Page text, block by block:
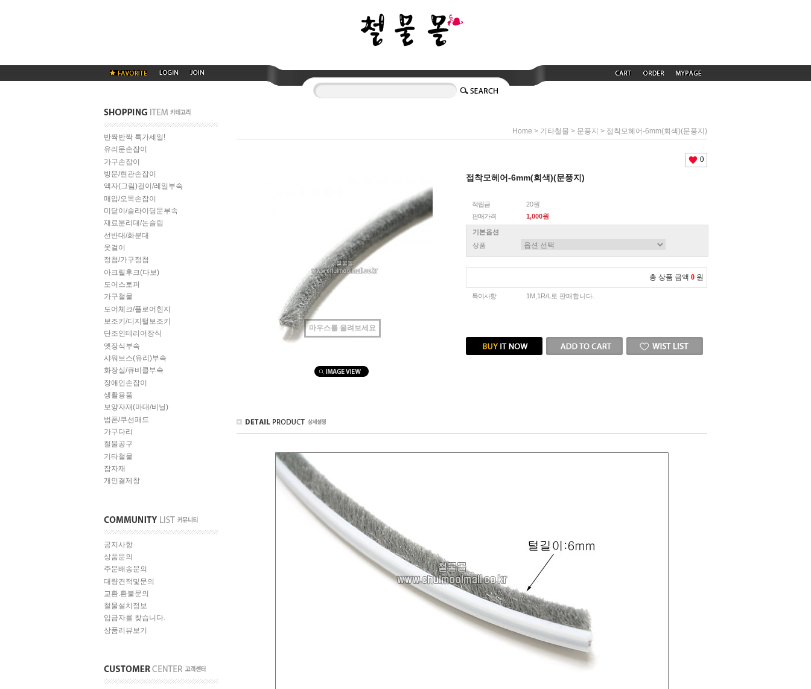
반짝반짝 특가세일!
유리문손잡이
가구손잡이
방문/현관손잡이
액자(그림)걸이/레일부속
매입/오목손잡이
미닫이/슬라이딩문부속
재료분리대/논슬립
선반대/화분대
옷걸이
정첩/가구정첩
아크릴후크(다보)
도어스토퍼
가구철물
도어체크/플로어힌지
보조키/디지털보조키
단조인테리어장식
옛장식부속
샤워브스(유리)부속
화장실/큐비클부속
장애인손잡이
생활용품
보양자재(마대/비닐)
범폰/쿠션패드
가구다리
철물공구
기타철물
잡자재
개인결제창
공지사항
상품문의
주문배송문의
대량견적및문의
교환.환불문의
철물설치정보
입금자를 찾습니다.
상품리뷰보기
Home > 기타철물 > 문풍지 > 접착모헤어-6mm(회색)(문풍지)
마우스를 올려보세요
0
접착모헤어-6mm(회색)(문풍지)
적립금
20원
판매가격
1,000원
기본옵션
상품
총 상품 금액 0 원
특이사항 1M,1R/L로 판매합니다.